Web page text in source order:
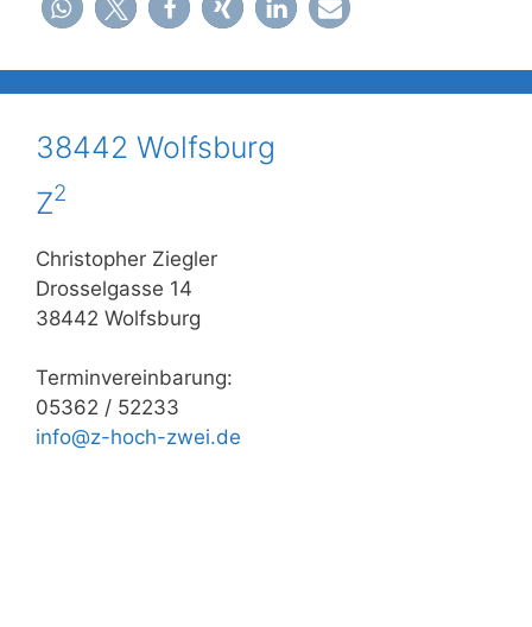
38442 Wolfsburg
Z2
Christopher Ziegler
Drosselgasse 14
38442 Wolfsburg
Terminvereinbarung:
05362 / 52233
info@z-hoch-zwei.de